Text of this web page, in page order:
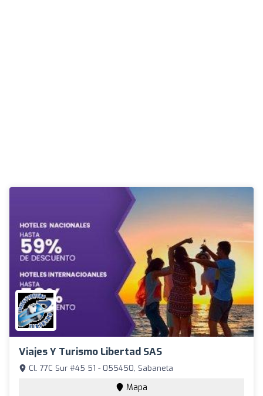
Viajes Y Turismo Libertad SAS
Cl. 77C Sur #45 51 - 055450, Sabaneta
Mapa